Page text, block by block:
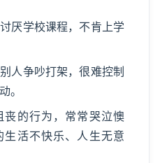
厌学校课程，不肯上学
人争吵打架，很难控制
。
丧的行为，常常哭泣懊
生活不快乐、人生无意